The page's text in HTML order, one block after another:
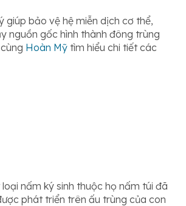
bảo vệ hệ miễn dịch cơ thể,
nguồn gốc hình thành đông trùng
Hoàn Mỹ tìm hiểu chi tiết các
nấm ký sinh thuộc họ nấm túi đã
phát triển trên ấu trùng của con